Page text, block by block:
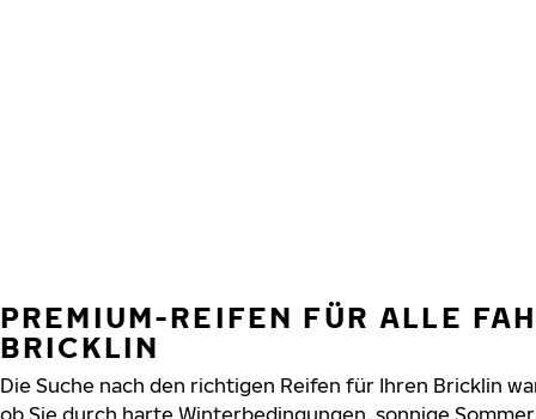
PREMIUM-REIFEN FÜR ALLE
BRICKLIN
Die Suche nach den richtigen Reifen für Ihren Bricklin
ob Sie durch harte Winterbedingungen, sonnige